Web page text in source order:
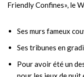
Friendly Confines», le
Ses murs fameux
Ses tribunes en
P͏our avoir été un